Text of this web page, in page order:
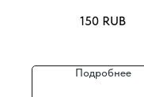
150 RUB
Подробнее